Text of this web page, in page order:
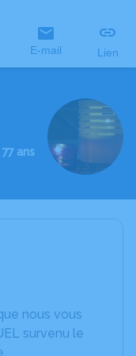
E-mail Lien
ans
nous vous
survenu le